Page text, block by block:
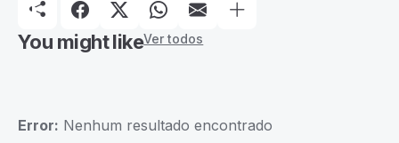
You might likeVer todos
Error: Nenhum resultado encontrado